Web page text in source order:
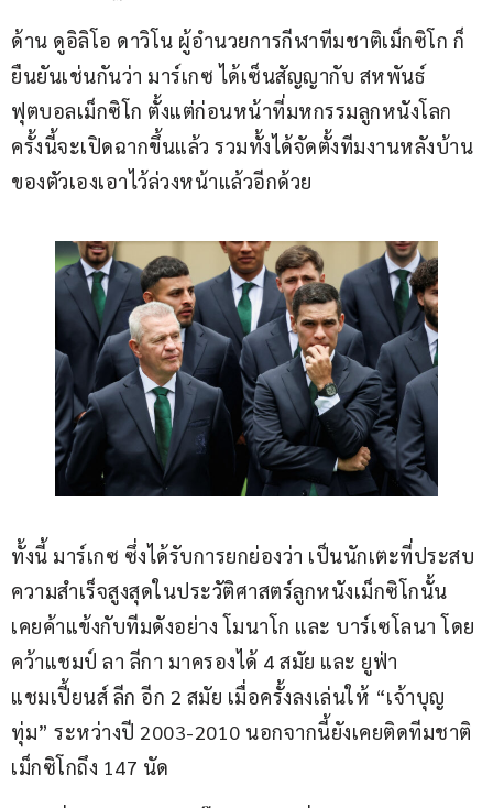
ด้าน ดูอิลิโอ ดาวิโน ผู้อำนวยการกีฬาทีมชาติเม็กซิโก ก็
ยืนยันเช่นกันว่า มาร์เกซ ได้เซ็นสัญญากับ สหพันธ์
ฟุตบอลเม็กซิโก ตั้งแต่ก่อนหน้าที่มหกรรมลูกหนังโลก
ครั้งนี้จะเปิดฉากขึ้นแล้ว รวมทั้งได้จัดตั้งทีมงานหลังบ้าน
ของตัวเองเอาไว้ล่วงหน้าแล้วอีกด้วย
ทั้งนี้ มาร์เกซ ซึ่งได้รับการยกย่องว่า เป็นนักเตะที่ประสบ
ความสำเร็จสูงสุดในประวัติศาสตร์ลูกหนังเม็กซิโกนั้น
เคยค้าแข้งกับทีมดังอย่าง โมนาโก และ บาร์เซโลนา โดย
คว้าแชมป์ ลา ลีกา มาครองได้ 4 สมัย และ ยูฟ่า
แชมเปี้ยนส์ ลีก อีก 2 สมัย เมื่อครั้งลงเล่นให้ “เจ้าบุญ
ทุ่ม” ระหว่างปี 2003-2010 นอกจากนี้ยังเคยติดทีมชาติ
เม็กซิโกถึง 147 นัด